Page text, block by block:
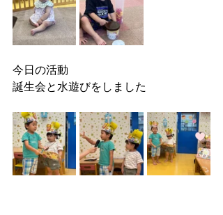
今日の活動
誕生会と水遊びをしました